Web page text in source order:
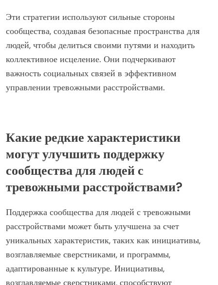
Эти стратегии используют сильные стороны
сообщества, создавая безопасные пространства для
людей, чтобы делиться своими путями и находить
коллективное исцеление. Они подчеркивают
важность социальных связей в эффективном
управлении тревожными расстройствами.
Какие редкие характеристики
могут улучшить поддержку
сообщества для людей с